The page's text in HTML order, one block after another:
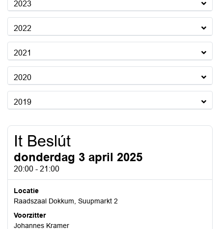
2023
2022
2021
2020
2019
It Beslút
donderdag 3 april 2025
20:00 - 21:00
Locatie
Raadszaal Dokkum, Suupmarkt 2
Voorzitter
Johannes Kramer